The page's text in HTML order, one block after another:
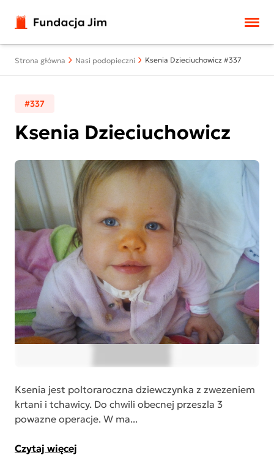
Strona główna Nasi podopieczni Ksenia Dzieciuchowicz #337
#337
Ksenia Dzieciuchowicz
Ksenia jest poltoraroczna dziewczynka z zwezeniem
krtani i tchawicy. Do chwili obecnej przeszla 3
powazne operacje. W ma...
Czytaj więcej